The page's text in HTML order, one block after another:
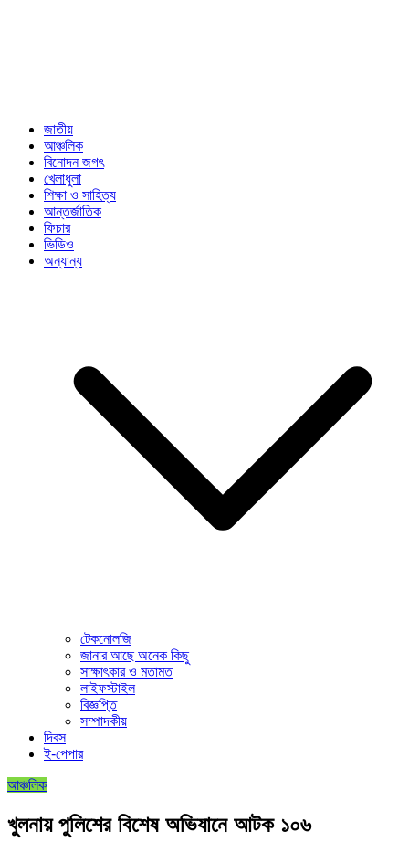
জাতীয়
আঞ্চলিক
বিনোদন জগৎ
খেলাধুলা
শিক্ষা ও সাহিত্য
আন্তর্জাতিক
ফিচার
ভিডিও
অন্যান্য
টেকনোলজি
জানার আছে অনেক কিছু
সাক্ষাৎকার ও মতামত
লাইফস্টাইল
বিজ্ঞপ্তি
সম্পাদকীয়
দিবস
ই-পেপার
আঞ্চলিক
খুলনায় পুলিশের বিশেষ অভিযানে আটক ১০৬